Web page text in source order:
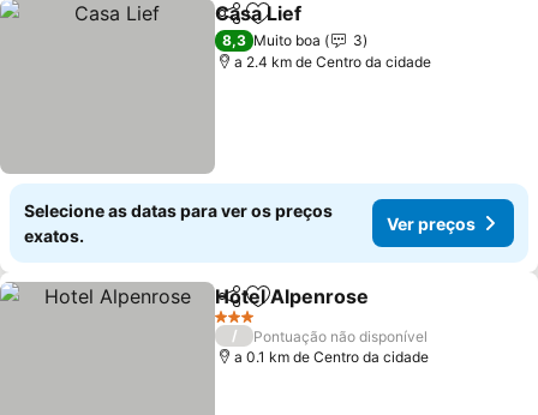
PartilharAdicionar aos favoritos
Casa Lief
8,3 Muito boa
3
a 2.4 km de Centro da cidade
Selecione as datas para ver os preços
exatos.
Ver preços
PartilharAdicionar aos favoritos
Hotel Alpenrose
3 Estrelas
/
Pontuação não disponível
a 0.1 km de Centro da cidade